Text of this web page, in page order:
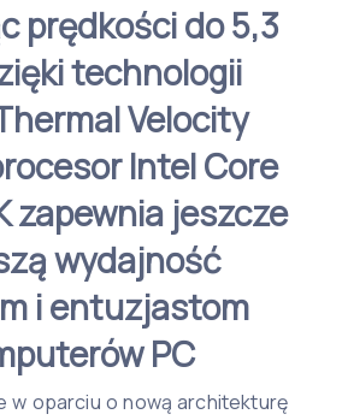
prędkości do 5,3
technologii
Velocity
Intel Core
zapewnia jeszcze
wydajność
i entuzjastom
PC
w oparciu o nową architekturę